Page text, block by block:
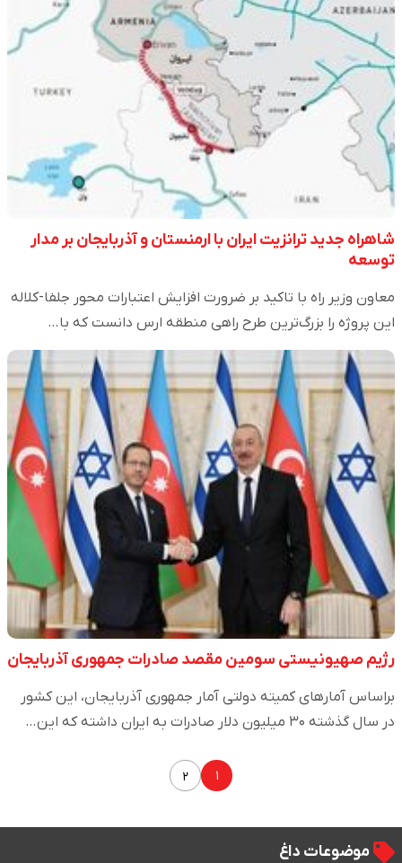
شاهراه جدید ترانزیت ایران با ارمنستان و آذربایجان بر مدار
توسعه
معاون وزیر راه با تاکید بر ضرورت افزایش اعتبارات محور جلفا-کلاله
این پروژه را بزرگ‌ترین طرح راهی منطقه ارس دانست که با…
رژیم صهیونیستی سومین مقصد صادرات جمهوری آذربایجان
براساس آمارهای کمیته دولتی آمار جمهوری آذربایجان، این کشور
در سال گذشته ۳۰ میلیون دلار صادرات به ایران داشته که این…
۱ ۲
موضوعات داغ